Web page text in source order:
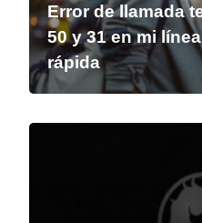
Error de llamada
50 y 31 en mi
rápida